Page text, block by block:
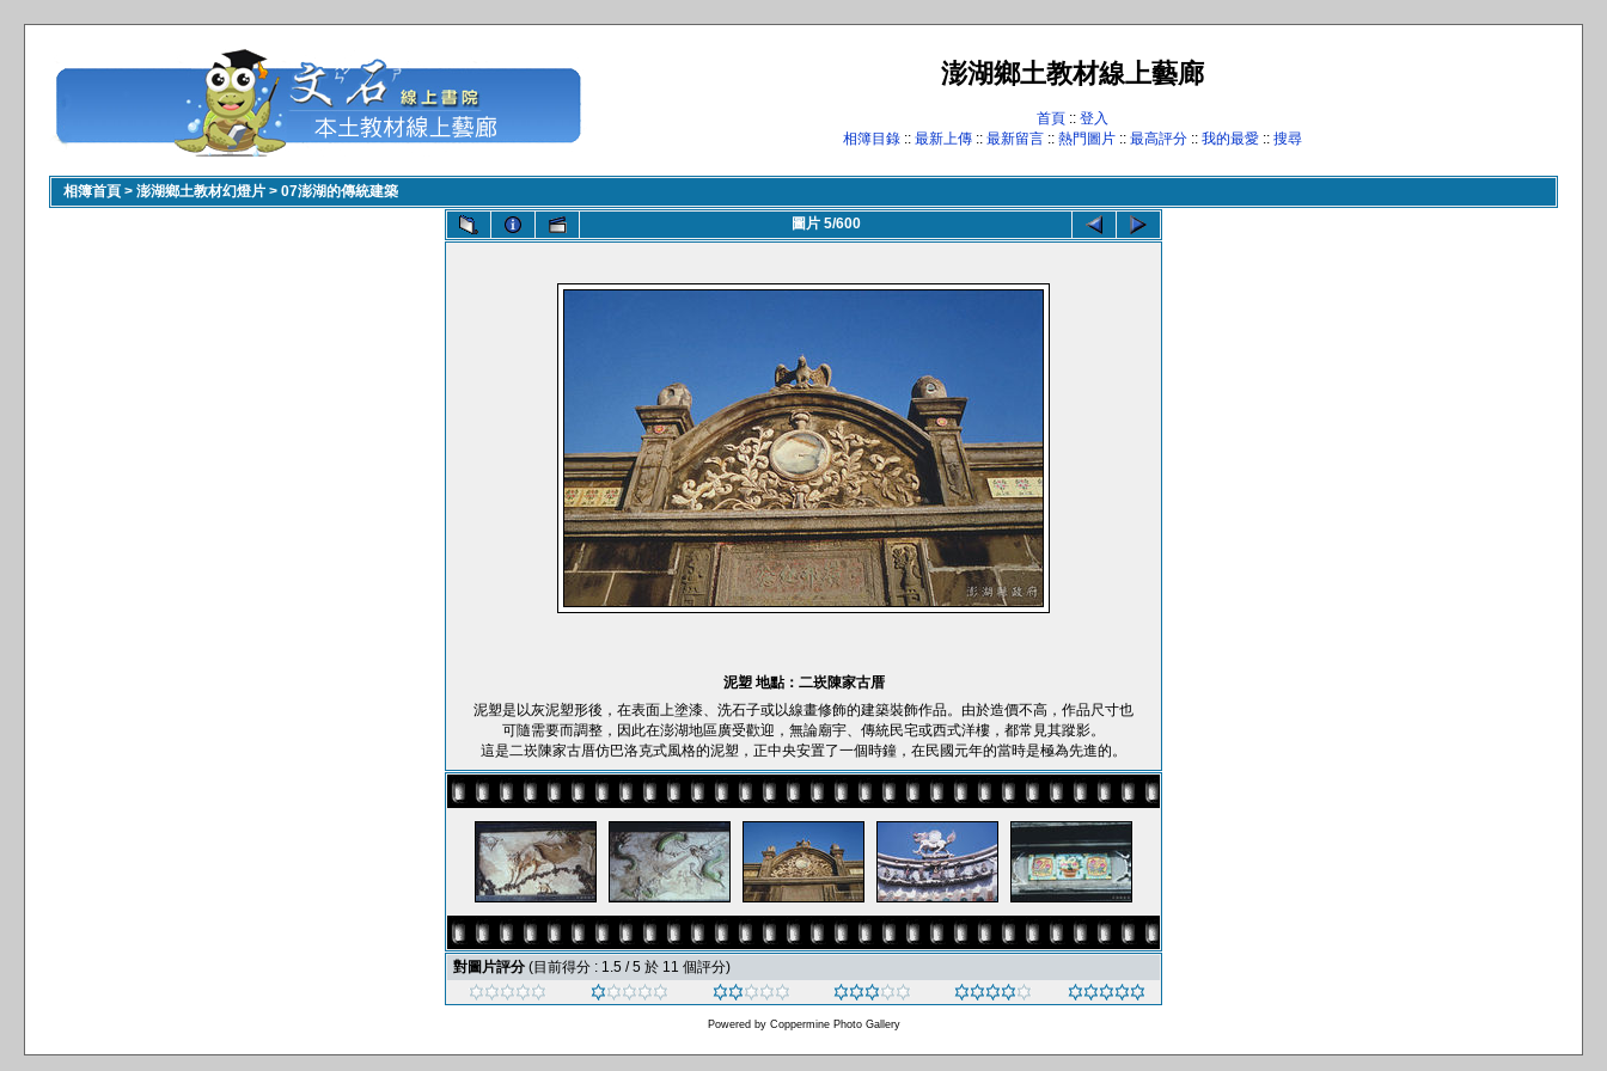
澎湖鄉土教材線上藝廊
首頁 :: 登入
相簿目錄 :: 最新上傳 :: 最新留言 :: 熱門圖片 :: 最高評分 :: 我的最愛 :: 搜尋
相簿首頁 > 澎湖鄉土教材幻燈片 > 07澎湖的傳統建築
圖片 5/600
泥塑 地點：二崁陳家古厝
泥塑是以灰泥塑形後，在表面上塗漆、洗石子或以線畫修飾的建築裝飾作品。由於造價不高，作品尺寸也
可隨需要而調整，因此在澎湖地區廣受歡迎，無論廟宇、傳統民宅或西式洋樓，都常見其蹤影。
這是二崁陳家古厝仿巴洛克式風格的泥塑，正中央安置了一個時鐘，在民國元年的當時是極為先進的。
對圖片評分 (目前得分 : 1.5 / 5 於 11 個評分)
Powered by Coppermine Photo Gallery